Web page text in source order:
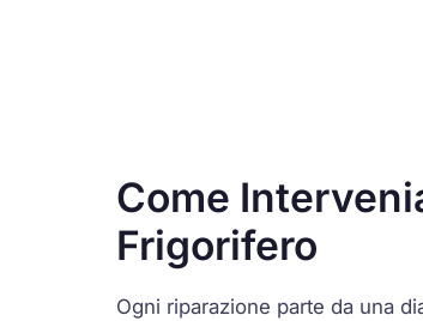
Come
Frigorifero
Ogni riparazione parte da una